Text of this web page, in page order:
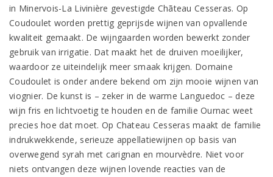
in Minervois-La Livinière gevestigde Chãteau Cesseras. Op
Coudoulet worden prettig geprijsde wijnen van opvallende
kwaliteit gemaakt. De wijngaarden worden bewerkt zonder
gebruik van irrigatie. Dat maakt het de druiven moeilijker,
waardoor ze uiteindelijk meer smaak krijgen. Domaine
Coudoulet is onder andere bekend om zijn mooie wijnen van
viognier. De kunst is – zeker in de warme Languedoc – deze
wijn fris en lichtvoetig te houden en de familie Ournac weet
precies hoe dat moet. Op Chateau Cesseras maakt de familie
indrukwekkende, serieuze appellatiewijnen op basis van
overwegend syrah met carignan en mourvèdre. Niet voor
niets ontvangen deze wijnen lovende reacties van de